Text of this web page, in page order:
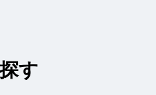
んが不在の時に
す